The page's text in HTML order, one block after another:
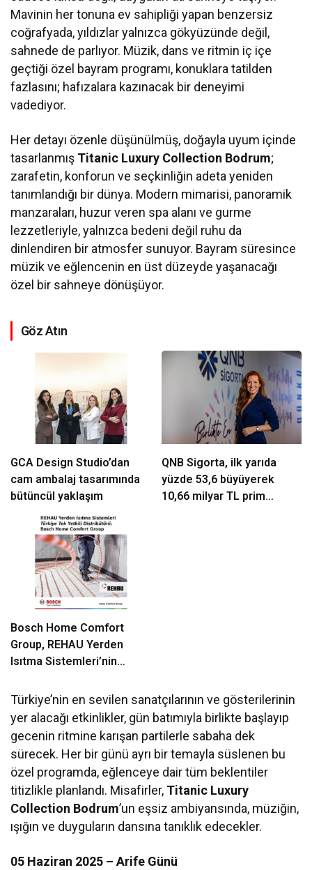
Mavinin her tonuna ev sahipliği yapan benzersiz
coğrafyada, yıldızlar yalnızca gökyüzünde değil,
sahnede de parlıyor. Müzik, dans ve ritmin iç içe
geçtiği özel bayram programı, konuklara tatilden
fazlasını; hafızalara kazınacak bir deneyimi
vadediyor.
Her detayı özenle düşünülmüş, doğayla uyum içinde
tasarlanmış Titanic Luxury Collection Bodrum;
zarafetin, konforun ve seçkinliğin adeta yeniden
tanımlandığı bir dünya. Modern mimarisi, panoramik
manzaraları, huzur veren spa alanı ve gurme
lezzetleriyle, yalnızca bedeni değil ruhu da
dinlendiren bir atmosfer sunuyor. Bayram süresince
müzik ve eğlencenin en üst düzeyde yaşanacağı
özel bir sahneye dönüşüyor.
Göz Atın
GCA Design Studio’dan
cam ambalaj tasarımında
bütüncül yaklaşım
QNB Sigorta, ilk yarıda
yüzde 53,6 büyüyerek
10,66 milyar TL prim
Bosch Home Comfort
Group, REHAU Yerden
Isıtma Sistemleri’nin
distribütörü oldu
Türkiye’nin en sevilen sanatçılarının ve gösterilerinin
yer alacağı etkinlikler, gün batımıyla birlikte başlayıp
gecenin ritmine karışan partilerle sabaha dek
sürecek. Her bir günü ayrı bir temayla süslenen bu
özel programda, eğlenceye dair tüm beklentiler
titizlikle planlandı. Misafirler, Titanic Luxury
Collection Bodrum’un eşsiz ambiyansında, müziğin,
ışığın ve duyguların dansına tanıklık edecekler.
05 Haziran 2025 – Arife Günü